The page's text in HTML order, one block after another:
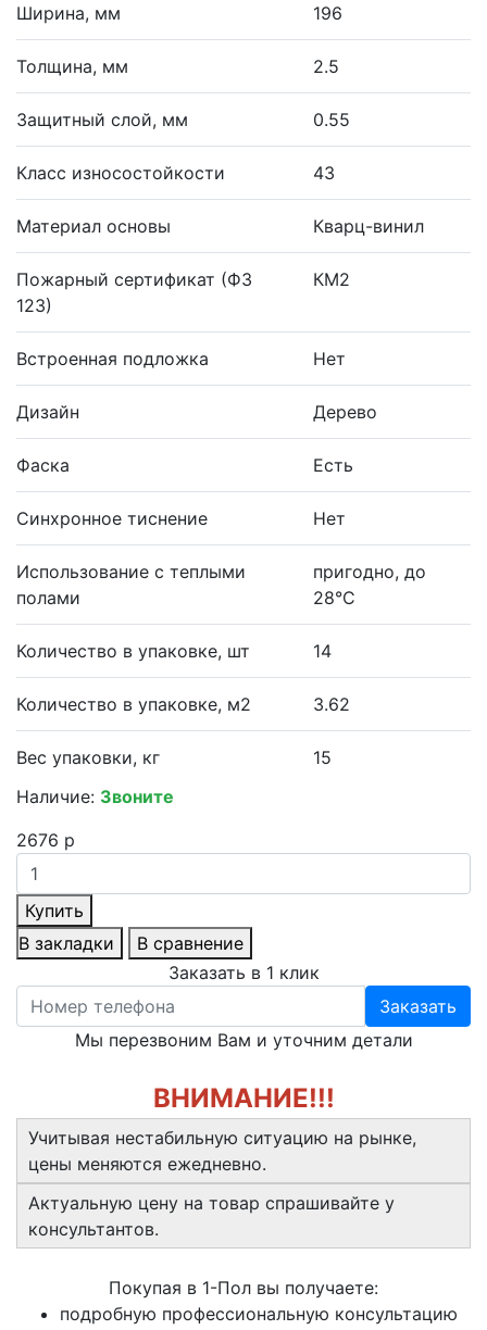
Ширина, мм 196
Толщина, мм 2.5
Защитный слой, мм 0.55
Класс износостойкости 43
Материал основы Кварц-винил
Пожарный сертификат (ФЗ
123)
КМ2
Встроенная подложка Нет
Дизайн Дерево
Фаска Есть
Синхронное тиснение Нет
Использование с теплыми
полами
пригодно, до
28°С
Количество в упаковке, шт 14
Количество в упаковке, м2 3.62
Вес упаковки, кг
15
Наличие: Звоните
2676 р
Купить
В закладки
В сравнение
Заказать в 1 клик
Заказать
Мы перезвоним Вам и уточним детали
ВНИМАНИЕ!!!
Учитывая нестабильную ситуацию на рынке,
цены меняются ежедневно.
Актуальную цену на товар спрашивайте у
консультантов.
Покупая в 1-Пол вы получаете:
подробную профессиональную консультацию